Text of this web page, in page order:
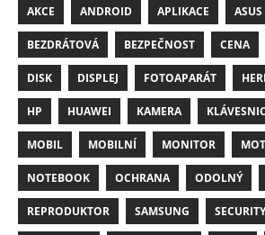
AKCE ANDROID APLIKACE ASUS
BEZDRÁTOVÁ BEZPEČNOST CENA
DISK DISPLEJ FOTOAPARÁT
HP HUAWEI KAMERA
MOBIL MOBILNÍ MONITOR
NOTEBOOK OCHRANA ODOLNÝ
REPRODUKTOR SAMSUNG SECURITY